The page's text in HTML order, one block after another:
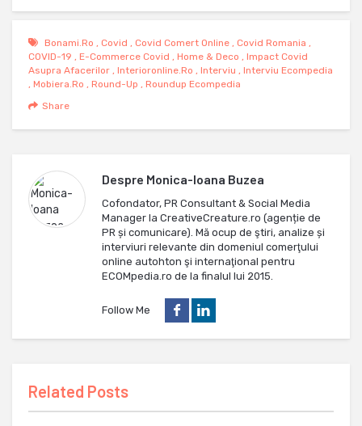
Bonami.ro , Covid , Covid Comert Online , Covid Romania ,
COVID-19 , E-Commerce Covid , Home & Deco , Impact Covid
Asupra Afacerilor , Interioronline.ro , Interviu , Interviu Ecompedia
, Mobiera.ro , Round-Up , Roundup Ecompedia
Share
Despre Monica-Ioana Buzea
Cofondator, PR Consultant & Social Media
Manager la CreativeCreature.ro (agenție de
PR și comunicare). Mă ocup de ştiri, analize și
interviuri relevante din domeniul comerţului
online autohton şi internaţional pentru
ECOMpedia.ro de la finalul lui 2015.
Follow Me
Related Posts